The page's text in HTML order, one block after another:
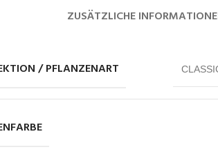
ZUSÄTZLICHE
/ PFLANZENART